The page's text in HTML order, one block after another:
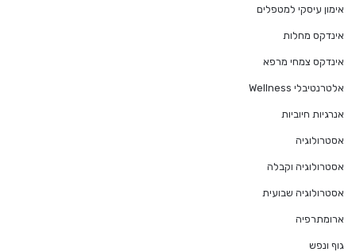
אימון עיסקי למטפלים
אינדקס מחלות
אינדקס צמחי מרפא
אלטרנטיבלי Wellness
אנרגיות חיוביות
אסטרולוגיה
אסטרולוגיה וקבלה
אסטרולוגיה שבועית
ארומתרפיה
גוף ונפש